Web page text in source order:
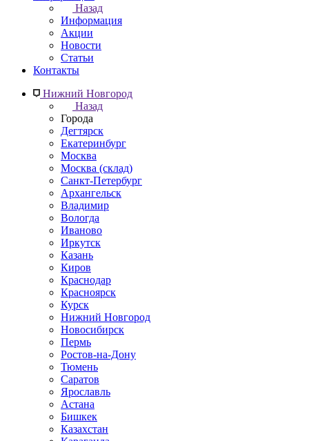
Назад
Информация
Акции
Новости
Статьи
Контакты
Нижний Новгород
Назад
Города
Дегтярск
Екатеринбург
Москва
Москва (склад)
Санкт-Петербург
Архангельск
Владимир
Вологда
Иваново
Иркутск
Казань
Киров
Краснодар
Красноярск
Курск
Нижний Новгород
Новосибирск
Пермь
Ростов-на-Дону
Тюмень
Саратов
Ярославль
Астана
Бишкек
Казахстан